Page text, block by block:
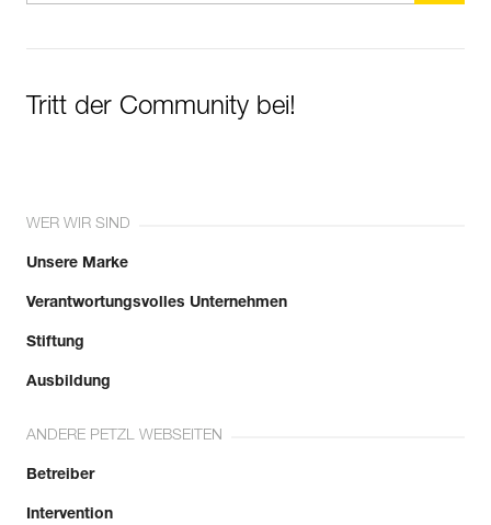
Tritt der Community bei!
WER WIR SIND
Unsere Marke
Verantwortungsvolles Unternehmen
Stiftung
Ausbildung
ANDERE PETZL WEBSEITEN
Betreiber
Intervention